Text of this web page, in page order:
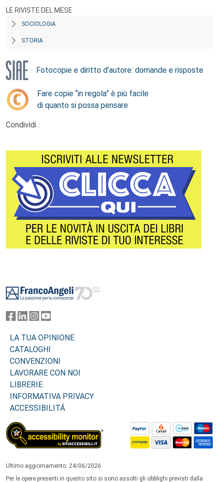
LE RIVISTE DEL MESE
SOCIOLOGIA
STORIA
Fotocopie e diritto d’autore: domande e risposte
Fare copie “in regola” è più facile
di quanto si possa pensare
Condividi :
LA TUA OPINIONE
CATALOGHI
CONVENZIONI
LAVORARE CON NOI
LIBRERIE
INFORMATIVA PRIVACY
ACCESSIBILITÁ
Ultimo aggiornamento: 24/06/2026
Per le opere presenti in questo sito si sono assolti gli obblighi previsti dalla